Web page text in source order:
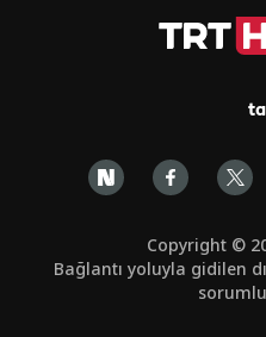
Copyright ©
Bağlantı yoluyla gidilen